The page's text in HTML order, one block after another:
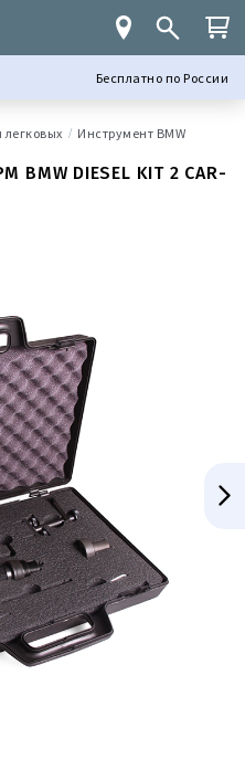
Бесплатно по России
Инструмент BMW
DIESEL KIT 2 CAR-